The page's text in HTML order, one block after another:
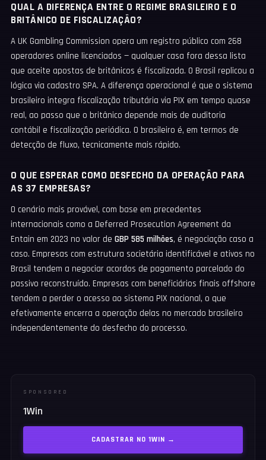
QUAL A DIFERENÇA ENTRE O REGIME BRASILEIRO E O
BRITÂNICO DE FISCALIZAÇÃO?
A UK Gambling Commission opera um registro público com 268
operadores online licenciados — qualquer casa fora dessa lista
que aceite apostas de britânicos é fiscalizada. O Brasil replicou a
lógica via cadastro SPA. A diferença operacional é que o sistema
brasileiro integra fiscalização tributária via PIX em tempo quase
real, ao passo que o britânico depende mais de auditoria
contábil e fiscalização periódica. O brasileiro é, em termos de
detecção de fluxo, tecnicamente mais rápido.
O QUE ESPERAR COMO DESFECHO DA OPERAÇÃO PARA
AS 37 EMPRESAS?
O cenário mais provável, com base em precedentes
internacionais como a Deferred Prosecution Agreement da
Entain em 2023 no valor de GBP 585 milhões, é negociação caso a
caso. Empresas com estrutura societária identificável e ativos no
Brasil tendem a negociar acordos de pagamento parcelado do
passivo reconstruído. Empresas com beneficiários finais offshore
tendem a perder o acesso ao sistema PIX nacional, o que
efetivamente encerra a operação delas no mercado brasileiro
independentemente do desfecho do processo.
SPONSORED
1Win
CADASTRAR NO 1WIN →